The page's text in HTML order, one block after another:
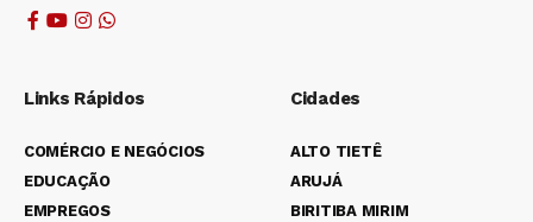
Links Rápidos
COMÉRCIO E NEGÓCIOS
EDUCAÇÃO
EMPREGOS
Cidades
ALTO TIETÊ
ARUJÁ
BIRITIBA MIRIM